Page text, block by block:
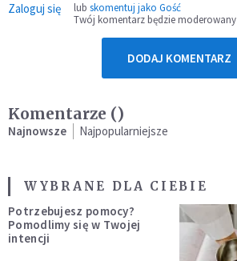
Zaloguj się lub skomentuj jako Gość
Twój komentarz będzie moderowany
DODAJ KOMENTARZ
Komentarze ()
Najnowsze Najpopularniejsze
WYBRANE DLA CIEBIE
Potrzebujesz pomocy?
Pomodlimy się w Twojej
intencji